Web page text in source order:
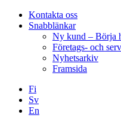
Kontakta oss
Snabblänkar
Ny kund – Börja
Företags- och
Nyhetsarkiv
Framsida
Fi
Sv
En